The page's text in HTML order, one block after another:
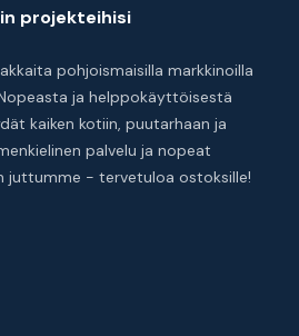
projekteihisi
pohjoismaisilla markkinoilla
ja helppokäyttöisestä
kaiken kotiin, puutarhaan ja
palvelu ja nopeat
juttumme - tervetuloa ostoksille!